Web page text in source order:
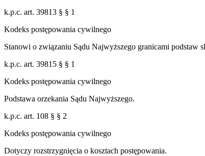
k.p.c. art. 39813 § § 1
Kodeks postępowania cywilnego
Stanowi o związaniu Sądu Najwyższego granicami podstaw
k.p.c. art. 39815 § § 1
Kodeks postępowania cywilnego
Podstawa orzekania Sądu Najwyższego.
k.p.c. art. 108 § § 2
Kodeks postępowania cywilnego
Dotyczy rozstrzygnięcia o kosztach postępowania.